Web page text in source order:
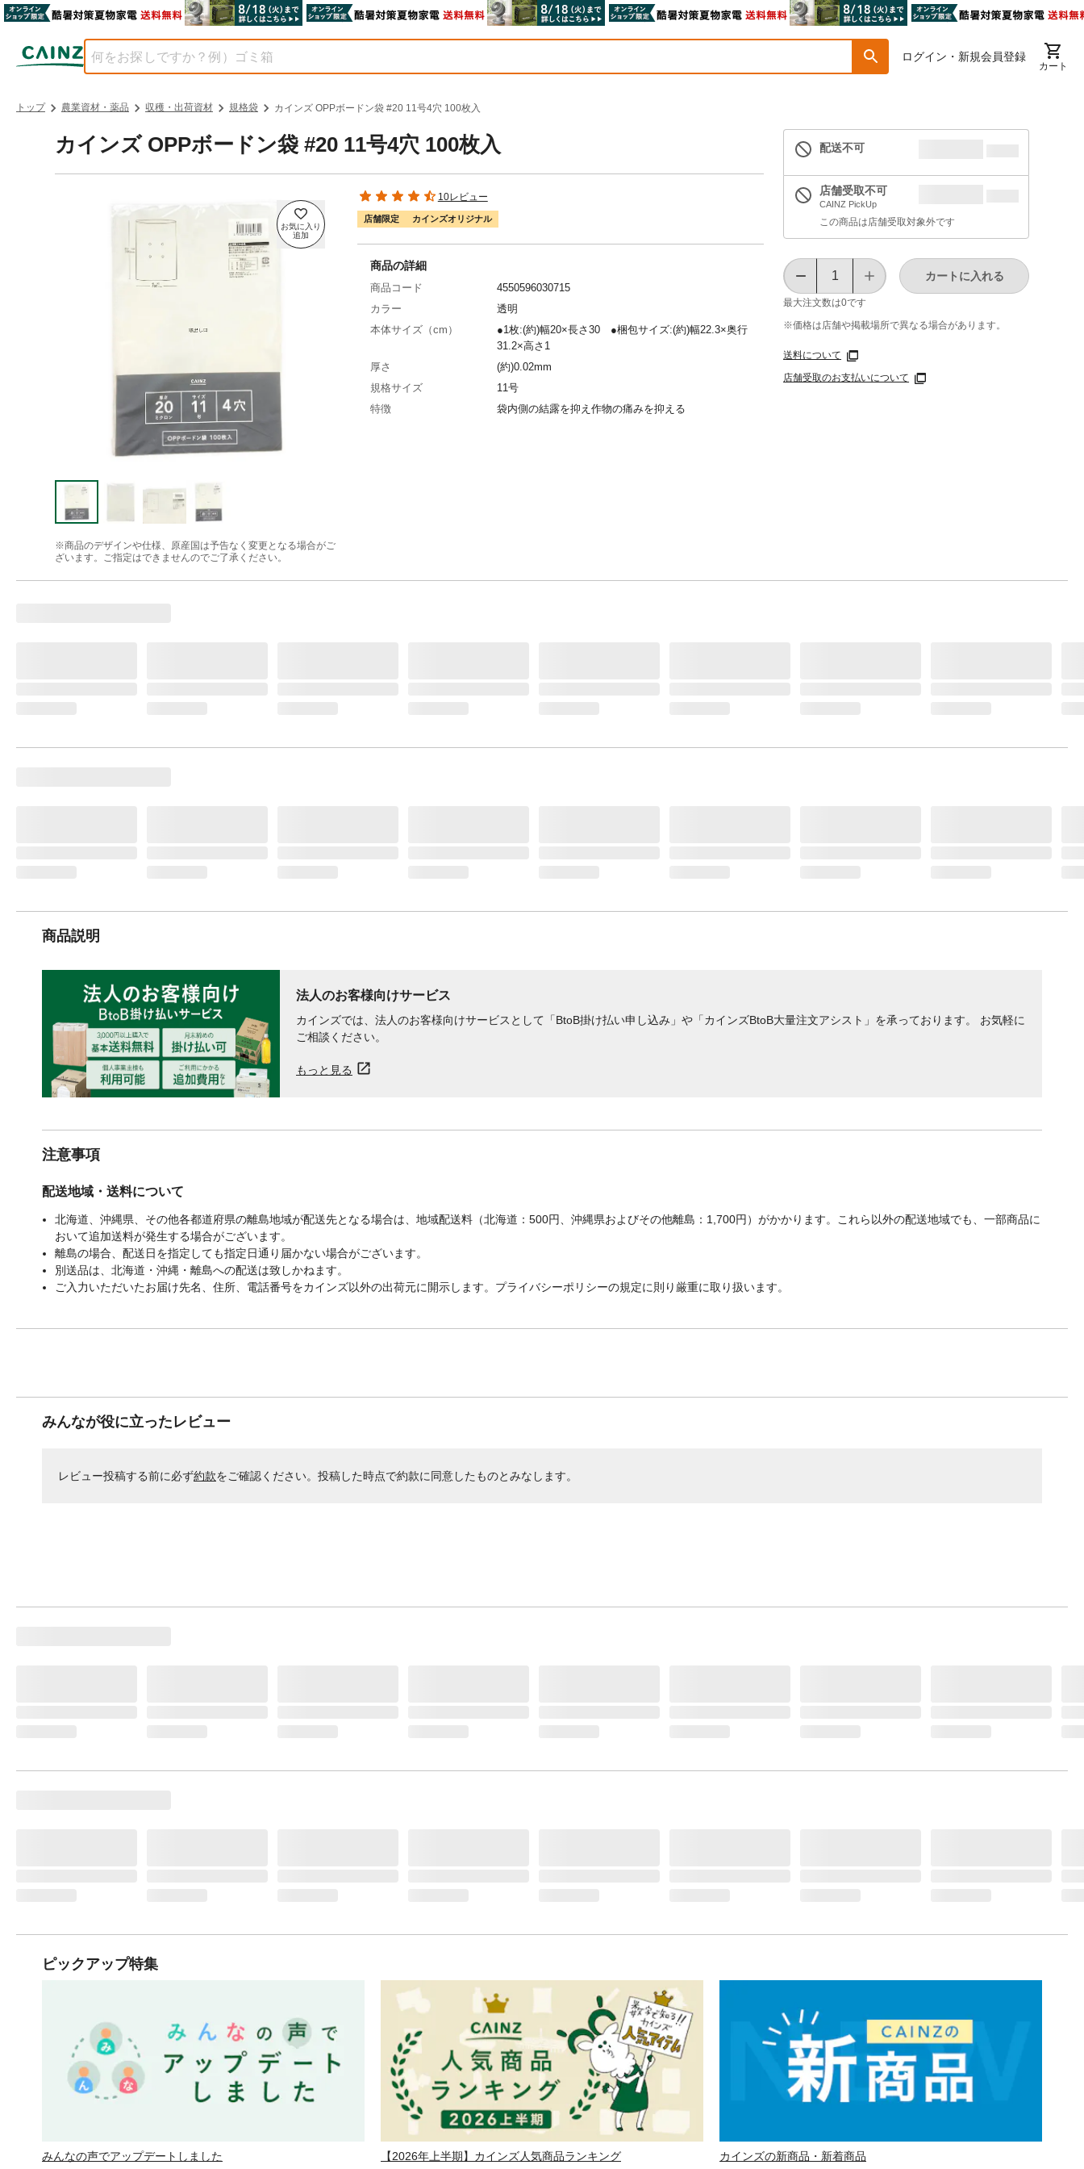
ログイン・新規会員登録
カート
トップ 農業資材・薬品 収穫・出荷資材 規格袋 カインズ OPPボードン袋 #20 11号4穴 100枚入
カインズ OPPボードン袋 #20 11号4穴 100枚入
※商品のデザインや仕様、原産国は予告なく変更となる場合がご
ざいます。ご指定はできませんのでご了承ください。
10レビュー
店舗限定 カインズオリジナル
配送不可
店舗受取不可
CAINZ PickUp
この商品は店舗受取対象外です
最大注文数は0です
カートに入れる
※価格は​店舗や​掲載場所で​異なる​場合が​あります。
送料について
店舗受取のお支払いについて
商品の詳細
商品コード
4550596030715
カラー
透明
本体サイズ（cm）
●1枚:(約)幅20×長さ30 ●梱包サイズ:(約)幅22.3×奥行
31.2×高さ1
厚さ
(約)0.02mm
規格サイズ
11号
特徴
袋内側の結露を抑え作物の痛みを抑える
商品説明
法人のお客様向けサービス
カインズでは、法人のお客様向けサービスとして「BtoB掛け払い申し込み」や「カインズBtoB大量注文アシスト」を承っております。 お気軽に
ご相談ください。
もっと見る
注意事項
配送地域・送料について
北海道、沖縄県、その他各都道府県の離島地域が配送先となる場合は、地域配送料（北海道：500円、沖縄県およびその他離島：1,700円）がかかります。これら以外の配送地域でも、一部商品に
おいて追加送料が発生する場合がございます。
離島の場合、配送日を指定しても指定日通り届かない場合がございます。
別送品は、北海道・沖縄・離島への配送は致しかねます。
ご入力いただいたお届け先名、住所、電話番号をカインズ以外の出荷元に開示します。プライバシーポリシーの規定に則り厳重に取り扱います。
みんなが役に立ったレビュー
レビュー投稿する前に必ず約款をご確認ください。投稿した時点で約款に同意したものとみなします。
ピックアップ特集
みんなの声でアップデートしました 【2026年上半期】カインズ人気商品ランキング カインズの新商品・新着商品